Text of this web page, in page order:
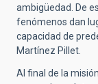
ambigüedad. De
fenómenos dan
capacidad de
Martínez Pillet.
Al final de la